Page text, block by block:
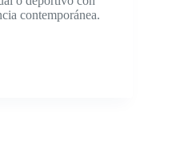
contemporánea.